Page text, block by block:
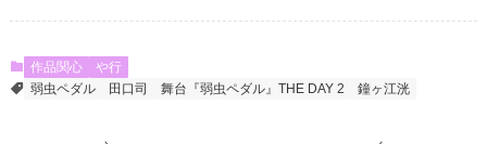
作品関心
や行
弱虫ペダル
田口司 舞台『弱虫ペダル』THE DAY 2 鐘ヶ江洸